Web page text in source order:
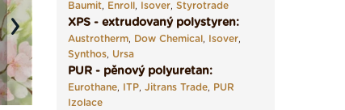
Next
Baumit, Enroll, Isover, Styrotrade
XPS - extrudovaný polystyren:
Austrotherm, Dow Chemical, Isover,
Synthos, Ursa
PUR - pěnový polyuretan:
Eurothane, ITP, Jitrans Trade, PUR
Izolace